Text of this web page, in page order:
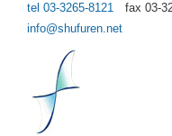
tel 03-3265-8121 fax 03-
info@shufuren.net